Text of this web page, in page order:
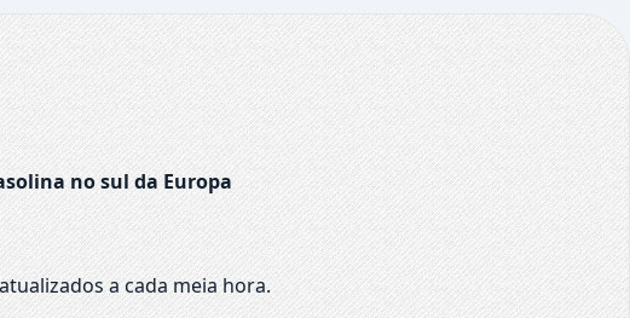
no sul da Europa
a cada meia hora.